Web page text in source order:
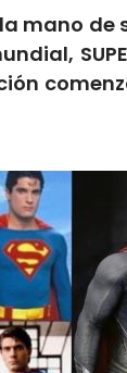
mano de